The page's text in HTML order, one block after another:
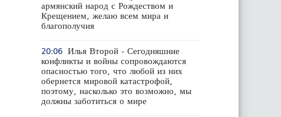
армянский народ с Рождеством и
Крещением, желаю всем мира и
благополучия
20:06 Илья Второй - Сегодняшние
конфликты и войны сопровождаются
опасностью того, что любой из них
обернется мировой катастрофой,
поэтому, насколько это возможно, мы
должны заботиться о мире